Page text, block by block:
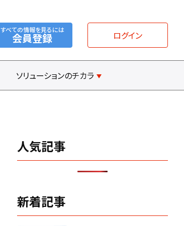
すべての情報を見るには
会員登録 ログイン
ソリューションのチカラ
人気記事
新着記事